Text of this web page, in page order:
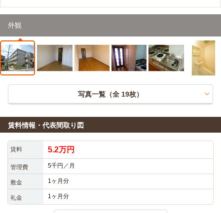
外観
写真一覧（全 19枚）
賃料情報・代表間取り図
賃料 5.2万円
管理費 5千円／月
敷金 1ヶ月分
礼金 1ヶ月分